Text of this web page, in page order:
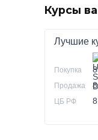
Курсы
Лучшие
Покупка
Продажа
ЦБ РФ